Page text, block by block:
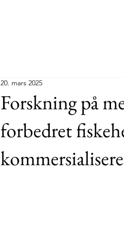
Forskning på
forbedret
20. mars 2025